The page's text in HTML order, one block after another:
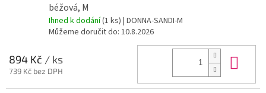
béžová, M
Ihned k dodání(1 ks) | DONNA-SANDI-M
Můžeme doručit do: 10.8.2026
894 Kč / ks
739 Kč bez DPH